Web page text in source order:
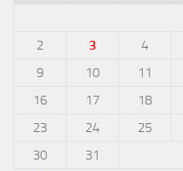
2
3 4
9
10 11
16
17 18
23
24 25
30
31